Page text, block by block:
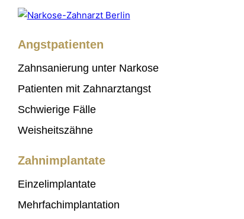
Angstpatienten
Zahnsanierung unter Narkose
Patienten mit Zahnarztangst
Schwierige Fälle
Weisheitszähne
Zahnimplantate
Einzelimplantate
Mehrfachimplantation